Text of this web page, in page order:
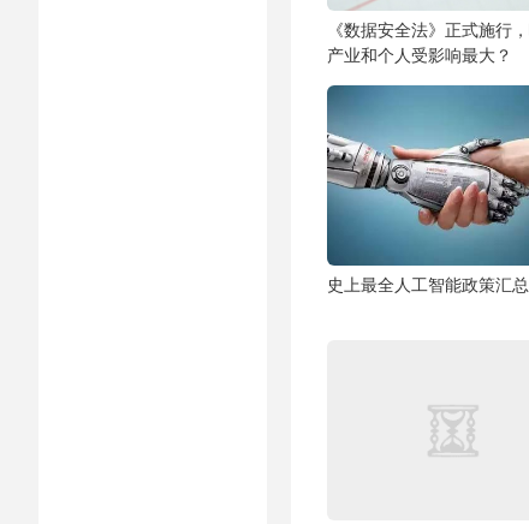
《数据安全法》正式施行
产业和个人受影响最大？
史上最全人工智能政策汇总